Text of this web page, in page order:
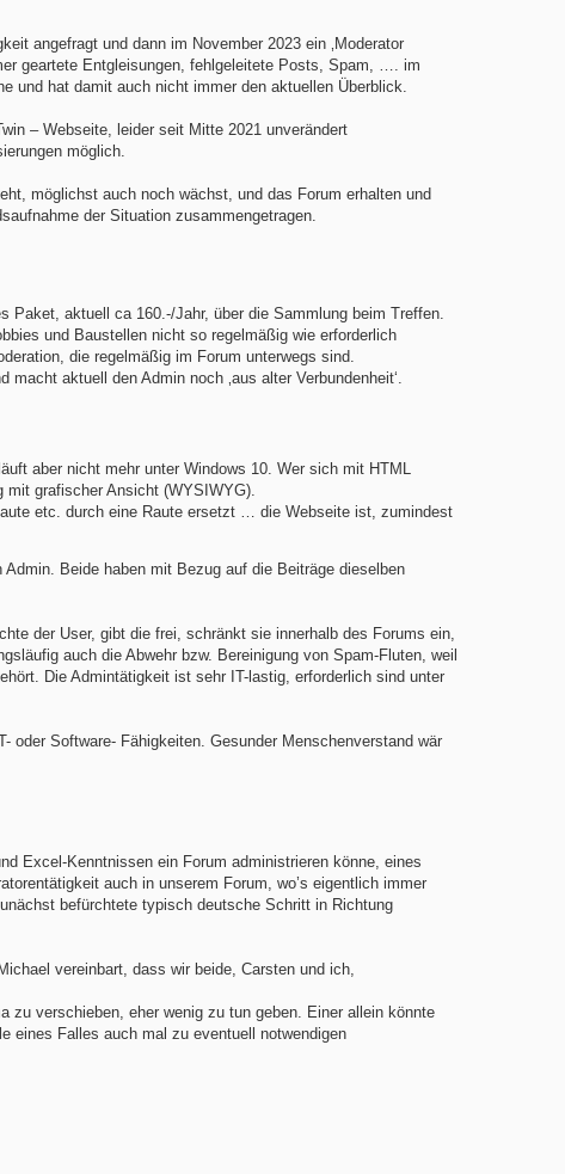
angefragt und dann im November 2023 ein ‚Moderator
geartete Entgleisungen, fehlgeleitete Posts, Spam, …. im
und hat damit auch nicht immer den aktuellen Überblick.
– Webseite, leider seit Mitte 2021 unverändert
möglich.
möglichst auch noch wächst, und das Forum erhalten und
der Situation zusammengetragen.
aktuell ca 160.-/Jahr, über die Sammlung beim Treffen.
und Baustellen nicht so regelmäßig wie erforderlich
die regelmäßig im Forum unterwegs sind.
aktuell den Admin noch ‚aus alter Verbundenheit‘.
aber nicht mehr unter Windows 10. Wer sich mit HTML
mit grafischer Ansicht (WYSIWYG).
etc. durch eine Raute ersetzt … die Webseite ist, zumindest
Beide haben mit Bezug auf die Beiträge dieselben
der User, gibt die frei, schränkt sie innerhalb des Forums ein,
auch die Abwehr bzw. Bereinigung von Spam-Fluten, weil
Die Admintätigkeit ist sehr IT-lastig, erforderlich sind unter
oder Software- Fähigkeiten. Gesunder Menschenverstand wär
Excel-Kenntnissen ein Forum administrieren könne, eines
auch in unserem Forum, wo’s eigentlich immer
befürchtete typisch deutsche Schritt in Richtung
vereinbart, dass wir beide, Carsten und ich,
zu verschieben, eher wenig zu tun geben. Einer allein könnte
eines Falles auch mal zu eventuell notwendigen